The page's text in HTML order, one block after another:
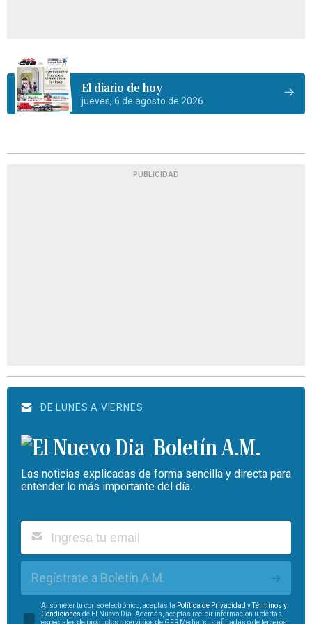
El diario de hoy
jueves, 6 de agosto de 2026
PUBLICIDAD
DE LUNES A VIERNES
Boletín A.M.
Las noticias explicadas de forma sencilla y directa para
entender lo más importante del día.
Regístrate a Boletín A.M.
Al someter tu correo electrónico, aceptas la Política de Privacidad y
Términos y
Condiciones de El Nuevo Día. Además, aceptas recibir información u ofertas